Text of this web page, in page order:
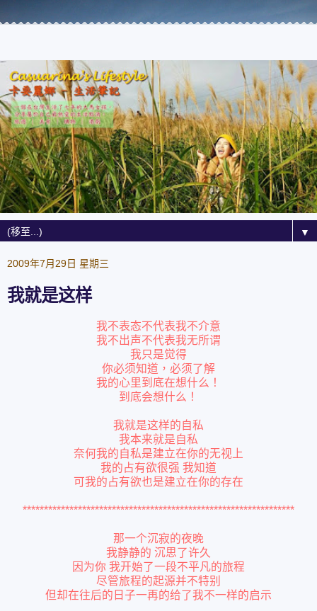
▼
2009年7月29日 星期三
我就是这样
我不表态不代表我不介意
我不出声不代表我无所谓
我只是觉得
你必须知道，必须了解
我的心里到底在想什么！
到底会想什么！
我就是这样的自私
我本来就是自私
奈何我的自私是建立在你的无视上
我的占有欲很强 我知道
可我的占有欲也是建立在你的存在
****************************************************************
那一个沉寂的夜晚
我静静的 沉思了许久
因为你 我开始了一段不平凡的旅程
尽管旅程的起源并不特别
但却在往后的日子一再的给了我不一样的启示